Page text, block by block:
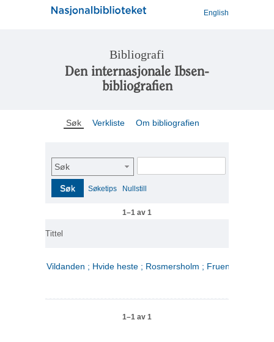
English
Bibliografi
Den internasjonale Ibsen-
bibliografien
Søk Verkliste Om bibliografien
Søk
Søk Søketips Nullstill
1–1 av 1
Tittel
Vildanden ; Hvide heste ; Rosmersholm ; Fruen fra havet
1–1 av 1